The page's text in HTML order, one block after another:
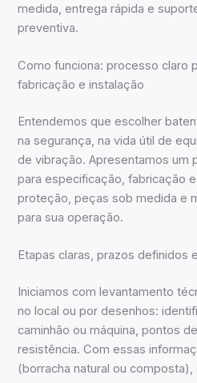
medida, entrega rápida e
preventiva.
Como funciona: processo claro
fabricação e instalação
Entendemos que escolher
na segurança, na vida útil de
de vibração. Apresentamos um
para especificação, fabricação
proteção, peças sob medida e
para sua operação.
Etapas claras, prazos definidos
Iniciamos com levantamento
no local ou por desenhos:
caminhão ou máquina, pontos
resistência. Com essas
(borracha natural ou